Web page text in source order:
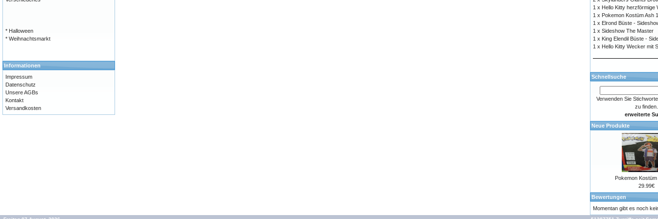
* Halloween
* Weihnachtsmarkt
Informationen
Impressum
Datenschutz
Unsere AGBs
Kontakt
Versandkosten
1 x Hello Kitty herzförmige
1 x Pokemon Kostüm Ash
1 x Elrond Büste -
1 x Sideshow The Master
1 x King Elendil Büste -
1 x Hello Kitty Wecker mit
Schnellsuche
Verwenden Sie
zu finden.
erweiterte
Neue Produkte
Pokemon
29.99€
Bewertungen
Momentan gibt es noch